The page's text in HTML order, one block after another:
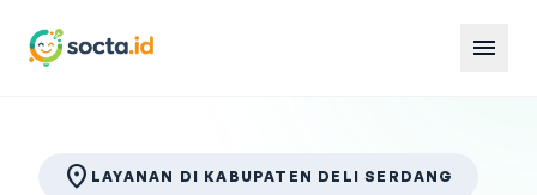
menu
location_on LAYANAN DI KABUPATEN DELI SERDANG